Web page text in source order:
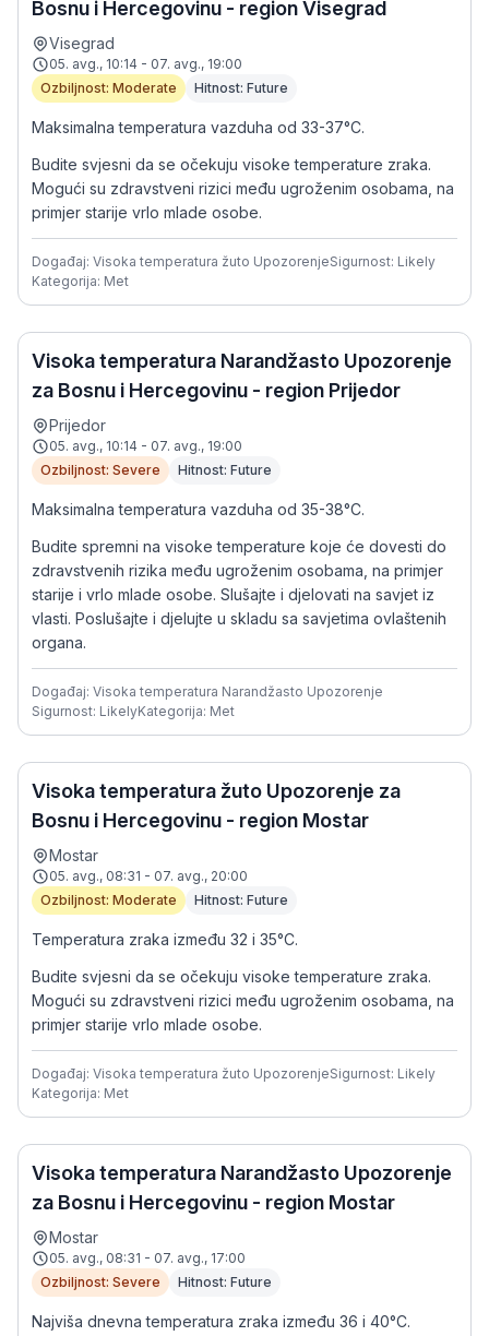
Bosnu i Hercegovinu - region Visegrad
Visegrad
05. avg., 10:14 - 07. avg., 19:00
Ozbiljnost: Moderate
Hitnost: Future
Maksimalna temperatura vazduha od 33-37°C.
Budite svjesni da se očekuju visoke temperature zraka.
Mogući su zdravstveni rizici među ugroženim osobama, na
primjer starije vrlo mlade osobe.
Događaj: Visoka temperatura žuto UpozorenjeSigurnost: Likely
Kategorija: Met
Visoka temperatura Narandžasto Upozorenje
za Bosnu i Hercegovinu - region Prijedor
Prijedor
05. avg., 10:14 - 07. avg., 19:00
Ozbiljnost: Severe
Hitnost: Future
Maksimalna temperatura vazduha od 35-38°C.
Budite spremni na visoke temperature koje će dovesti do
zdravstvenih rizika među ugroženim osobama, na primjer
starije i vrlo mlade osobe. Slušajte i djelovati na savjet iz
vlasti. Poslušajte i djelujte u skladu sa savjetima ovlaštenih
organa.
Događaj: Visoka temperatura Narandžasto Upozorenje
Sigurnost: LikelyKategorija: Met
Visoka temperatura žuto Upozorenje za
Bosnu i Hercegovinu - region Mostar
Mostar
05. avg., 08:31 - 07. avg., 20:00
Ozbiljnost: Moderate
Hitnost: Future
Temperatura zraka između 32 i 35°C.
Budite svjesni da se očekuju visoke temperature zraka.
Mogući su zdravstveni rizici među ugroženim osobama, na
primjer starije vrlo mlade osobe.
Događaj: Visoka temperatura žuto UpozorenjeSigurnost: Likely
Kategorija: Met
Visoka temperatura Narandžasto Upozorenje
za Bosnu i Hercegovinu - region Mostar
Mostar
05. avg., 08:31 - 07. avg., 17:00
Ozbiljnost: Severe
Hitnost: Future
Najviša dnevna temperatura zraka između 36 i 40°C.